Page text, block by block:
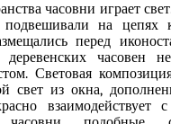
часовни играет
на цепях
перед
часовен
Световая
свет из окна,
взаимодействует